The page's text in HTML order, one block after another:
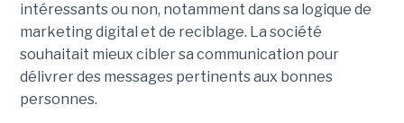
intéressants ou non, notamment dans sa logique de
marketing digital et de reciblage. La société
souhaitait mieux cibler sa communication pour
délivrer des messages pertinents aux bonnes
personnes.